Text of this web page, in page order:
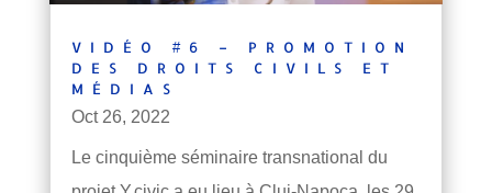
VIDÉO #6 – PROMOTION
DES DROITS CIVILS ET
MÉDIAS
Oct 26, 2022
Le cinquième séminaire transnational du